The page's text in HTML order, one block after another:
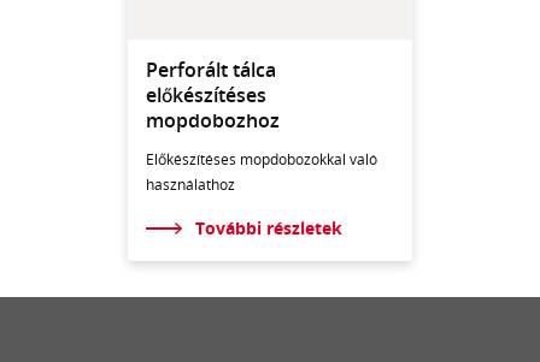
Perforált tálca
előkészítéses
mopdobozhoz
Előkészítéses mopdobozokkal való
használathoz
További részletek